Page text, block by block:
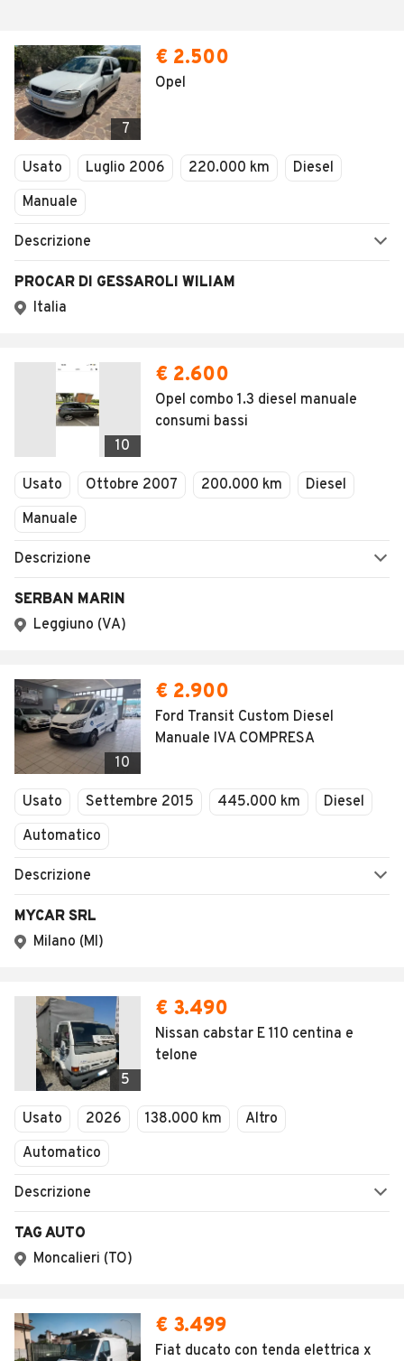
7
€ 2.500
Opel
Usato Luglio 2006 220.000 km
Diesel
Manuale
Descrizione
PROCAR DI GESSAROLI WILIAM
Italia
10
€ 2.600
Opel combo 1.3 diesel manuale
consumi bassi
Usato Ottobre 2007 200.000 km
Diesel
Manuale
Descrizione
SERBAN MARIN
Leggiuno (VA)
10
€ 2.900
Ford Transit Custom Diesel
Manuale IVA COMPRESA
Usato Settembre 2015 445.000 km
Diesel
Automatico
Descrizione
MYCAR SRL
Milano (MI)
5
€ 3.490
Nissan cabstar E 110 centina e
telone
Usato 2026 138.000 km
Altro
Automatico
Descrizione
TAG AUTO
Moncalieri (TO)
€ 3.499
Fiat ducato con tenda elettrica x